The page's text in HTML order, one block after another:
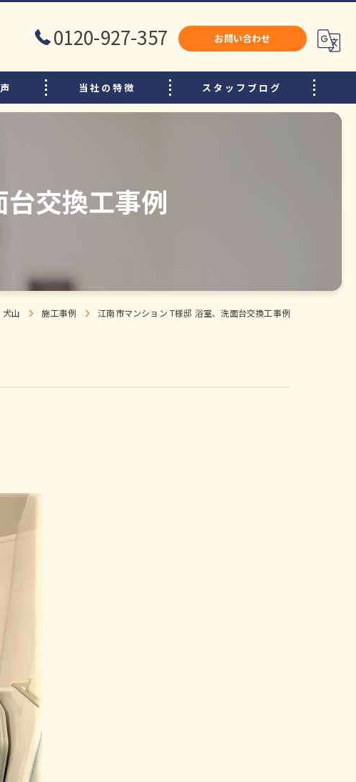
0120-927-357 お問い合わせ
当社の特徴
小牧市のリフォーム
増改築
スタッフブログ
交換工事例
山 施工事例 江南市マンション T様邸 浴室、洗面台交換工事例